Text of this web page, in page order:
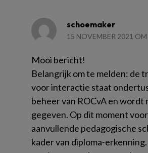
schoemaker
15 NOVEMBER 2021
Mooi bericht!
Belangrijk om te melden: de
voor interactie staat
beheer van ROCvA en wordt
gegeven. Op dit moment
aanvullende pedagogische
kader van diploma-